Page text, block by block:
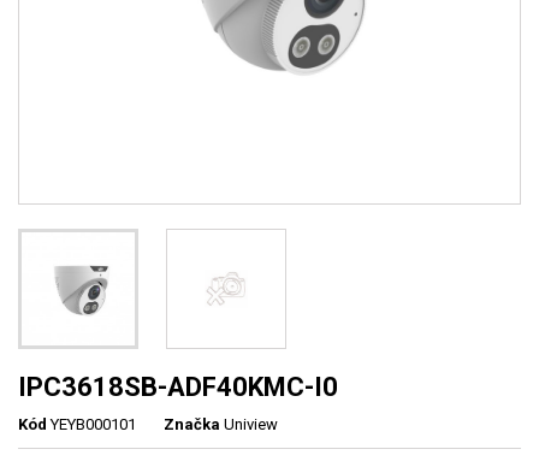
IPC3618SB-ADF40KMC-I0
Kód YEYB000101 Značka Uniview